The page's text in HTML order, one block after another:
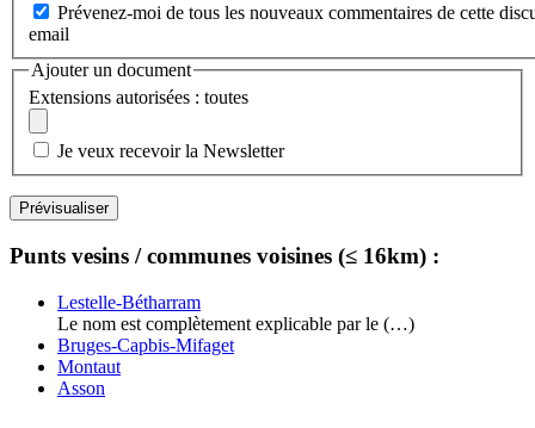
Prévenez-moi de tous les nouveaux commentaires de cette
email
Ajouter un document
Extensions autorisées : toutes
Je veux recevoir la Newsletter
Punts vesins / communes voisines (≤ 16km) :
Lestelle-Bétharram
Le nom est complètement explicable par le (…)
Bruges-Capbis-Mifaget
Montaut
Asson